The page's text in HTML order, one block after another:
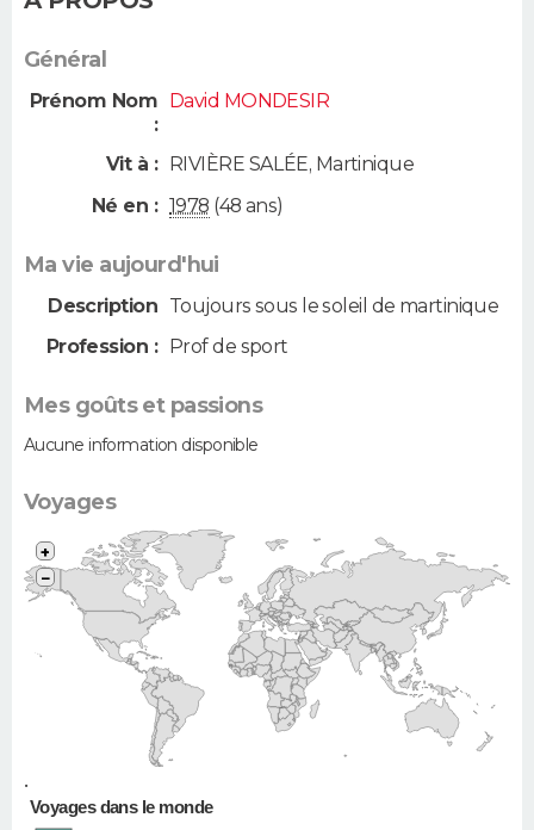
Général
Prénom Nom
:
David MONDESIR
Vit à : RIVIÈRE SALÉE, Martinique
Né en : 1978 (48 ans)
Ma vie aujourd'hui
Description Toujours sous le soleil de martinique
Profession : Prof de sport
Mes goûts et passions
Aucune information disponible
Voyages
•
+
−
Voyages dans le monde